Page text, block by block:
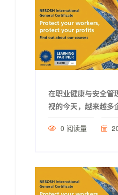
在职业健康与安全管
视的今天，越来越多
0 阅读量